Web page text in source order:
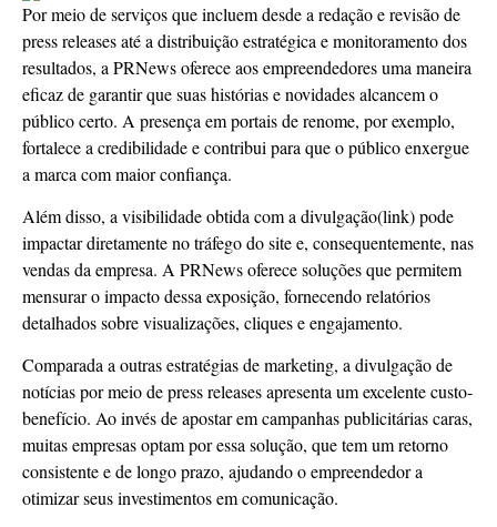
Por meio de serviços que incluem desde a redação e revisão de
press releases até a distribuição estratégica e monitoramento dos
resultados, a PRNews oferece aos empreendedores uma maneira
eficaz de garantir que suas histórias e novidades alcancem o
público certo. A presença em portais de renome, por exemplo,
fortalece a credibilidade e contribui para que o público enxergue
a marca com maior confiança.
Além disso, a visibilidade obtida com a divulgação(link) pode
impactar diretamente no tráfego do site e, consequentemente, nas
vendas da empresa. A PRNews oferece soluções que permitem
mensurar o impacto dessa exposição, fornecendo relatórios
detalhados sobre visualizações, cliques e engajamento.
Comparada a outras estratégias de marketing, a divulgação de
notícias por meio de press releases apresenta um excelente custo-
benefício. Ao invés de apostar em campanhas publicitárias caras,
muitas empresas optam por essa solução, que tem um retorno
consistente e de longo prazo, ajudando o empreendedor a
otimizar seus investimentos em comunicação.